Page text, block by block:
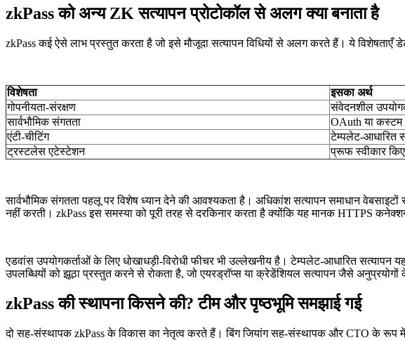
zkPass को अन्य ZK सत्यापन प्रोटोकॉल से अलग क्या बनाता है
zkPass कई ऐसे लाभ प्रस्तुत करता है जो इसे मौजूदा सत्यापन विधियों से अलग करते हैं। ये विशेषताएँ
विशेषता
इसका अर्थ
गोपनीयता-संरक्षण
संवेदनशील
सार्वभौमिक संगतता
OAuth या कस्टम
एंटी-चीटिंग
टेम्पलेट-आधारित
ट्रस्टलेस एटेस्टेशन
प्रूफ स्वीकार
सार्वभौमिक संगतता पहलू पर विशेष ध्यान देने की आवश्यकता है। अधिकांश सत्यापन समाधान
नहीं करती। zkPass इस समस्या को पूरी तरह से दरकिनार करता है क्योंकि यह मानक HTTPS
एडवांस उपयोगकर्ताओं के लिए धोखाधड़ी-विरोधी फीचर भी उल्लेखनीय है। टेम्पलेट-आधारित
उपलब्धियों को झूठा प्रस्तुत करने से रोकता है, जो एयरड्रॉप्स या क्रेडेंशियल सत्यापन जैसे अनुप्रयोगों
zkPass की स्थापना किसने की? टीम और पृष्ठभूमि समझाई गई
दो सह-संस्थापक zkPass के विकास का नेतृत्व करते हैं। बिंग जियांग सह-संस्थापक और CTO के रूप